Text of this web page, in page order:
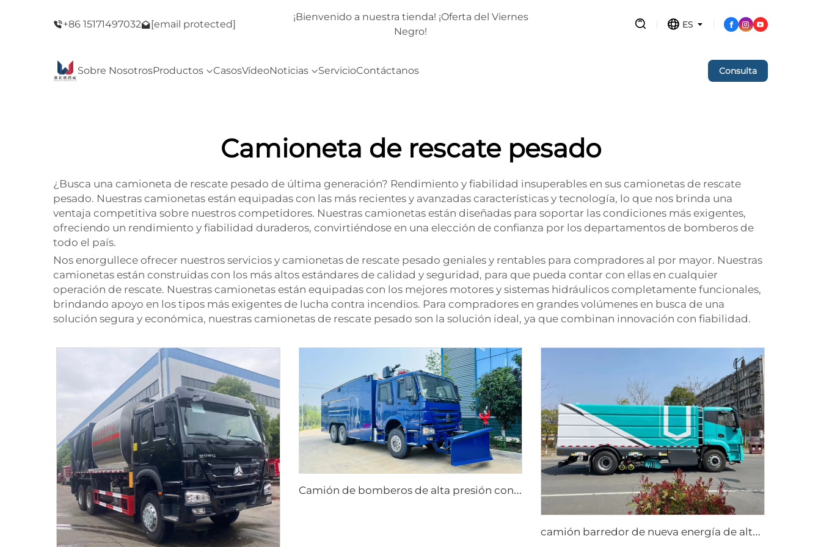
+86 15171497032 [email protected]
Negro!
¡Bienvenido a nuestra tienda! ¡Oferta del Viernes
Negro!
ES
Sobre NosotrosProductos CasosVídeoNoticias ServicioContáctanos Consulta
Camioneta de rescate pesado
¿Busca una camioneta de rescate pesado de última generación? Rendimiento y fiabilidad insuperables en sus camionetas de rescate
pesado. Nuestras camionetas están equipadas con las más recientes y avanzadas características y tecnología, lo que nos brinda una
ventaja competitiva sobre nuestros competidores. Nuestras camionetas están diseñadas para soportar las condiciones más exigentes,
ofreciendo un rendimiento y fiabilidad duraderos, convirtiéndose en una elección de confianza por los departamentos de bomberos de
todo el país.
Nos enorgullece ofrecer nuestros servicios y camionetas de rescate pesado geniales y rentables para compradores al por mayor. Nuestras
camionetas están construidas con los más altos estándares de calidad y seguridad, para que pueda contar con ellas en cualquier
operación de rescate. Nuestras camionetas están equipadas con los mejores motores y sistemas hidráulicos completamente funcionales,
brindando apoyo en los tipos más exigentes de lucha contra incendios. Para compradores en grandes volúmenes en busca de una
solución segura y económica, nuestras camionetas de rescate pesado son la solución ideal, ya que combinan innovación con fiabilidad.
C
amión de bomberos de alta presión con espuma Sinotruk HOWO 6X4, de alta calidad, nuevo y económico, con depósito de agua
c
amión barredor de nueva energía de alto rendimiento y duradero de 18T, barredora eléctrica pura para lavado y barrido